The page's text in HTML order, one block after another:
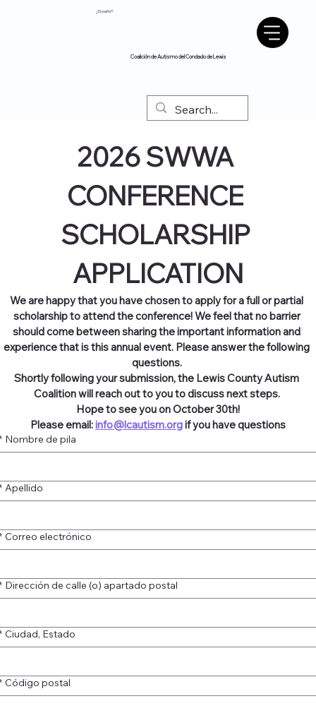
Coalición de Autismo del Condado de Lewis
¿Español?
2026 SWWA
CONFERENCE
SCHOLARSHIP
APPLICATION
We are happy that you have chosen to apply for a full or partial
scholarship to attend the conference! We feel that no barrier
should come between sharing the important information and
experience that is this annual event. Please answer the following
questions.
Shortly following your submission, the Lewis County Autism
Coalition will reach out to you to discuss next steps.
Hope to see you on October 30th!
Please email: info@lcautism.org if you have questions
Nombre de pila
Apellido
Correo electrónico
Dirección de calle (o) apartado postal
Ciudad, Estado
Código postal